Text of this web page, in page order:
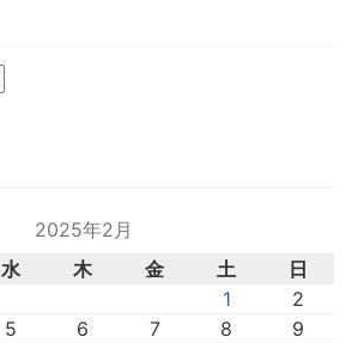
2025年2月
水 木 金 土
日
1
2
5 6 7 8
9